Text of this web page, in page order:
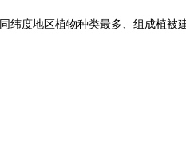
度地区植物种类最多、组成植被